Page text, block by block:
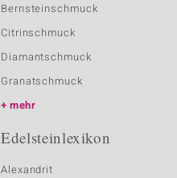
Bernsteinschmuck
Citrinschmuck
Diamantschmuck
Granatschmuck
mehr
Edelsteinlexikon
Alexandrit